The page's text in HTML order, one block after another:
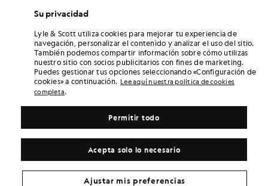
Su privacidad
Lyle & Scott utiliza cookies para mejorar tu experiencia de
navegación, personalizar el contenido y analizar el uso del sitio.
También podemos compartir información sobre cómo utilizas
nuestro sitio con socios publicitarios con fines de marketing.
Puedes gestionar tus opciones seleccionando «Configuración de
cookies» a continuación. Lee aquí nuestra política de cookies
completa.
Acepta solo lo necesario
Permitir todo
Ajustar mis preferencias